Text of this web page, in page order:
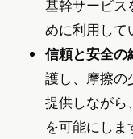
基幹サービス
めに利用して
信頼と安全の
護し、摩擦の
提供しながら
を可能にしま